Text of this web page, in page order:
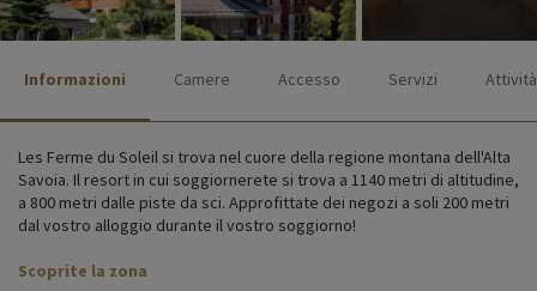
Informazioni Camere Accesso Servizi Attività
Les Ferme du Soleil si trova nel cuore della regione montana dell'Alta
Savoia. Il resort in cui soggiornerete si trova a 1140 metri di altitudine,
a 800 metri dalle piste da sci. Approfittate dei negozi a soli 200 metri
dal vostro alloggio durante il vostro soggiorno!
Scoprite la zona